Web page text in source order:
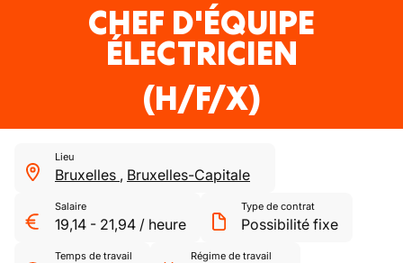
CHEF D'ÉQUIPE
ÉLECTRICIEN
(H/F/X)
Lieu
Bruxelles , Bruxelles-Capitale
Salaire
19,14 - 21,94 / heure
Type de contrat
Possibilité fixe
Temps de travail Régime de travail